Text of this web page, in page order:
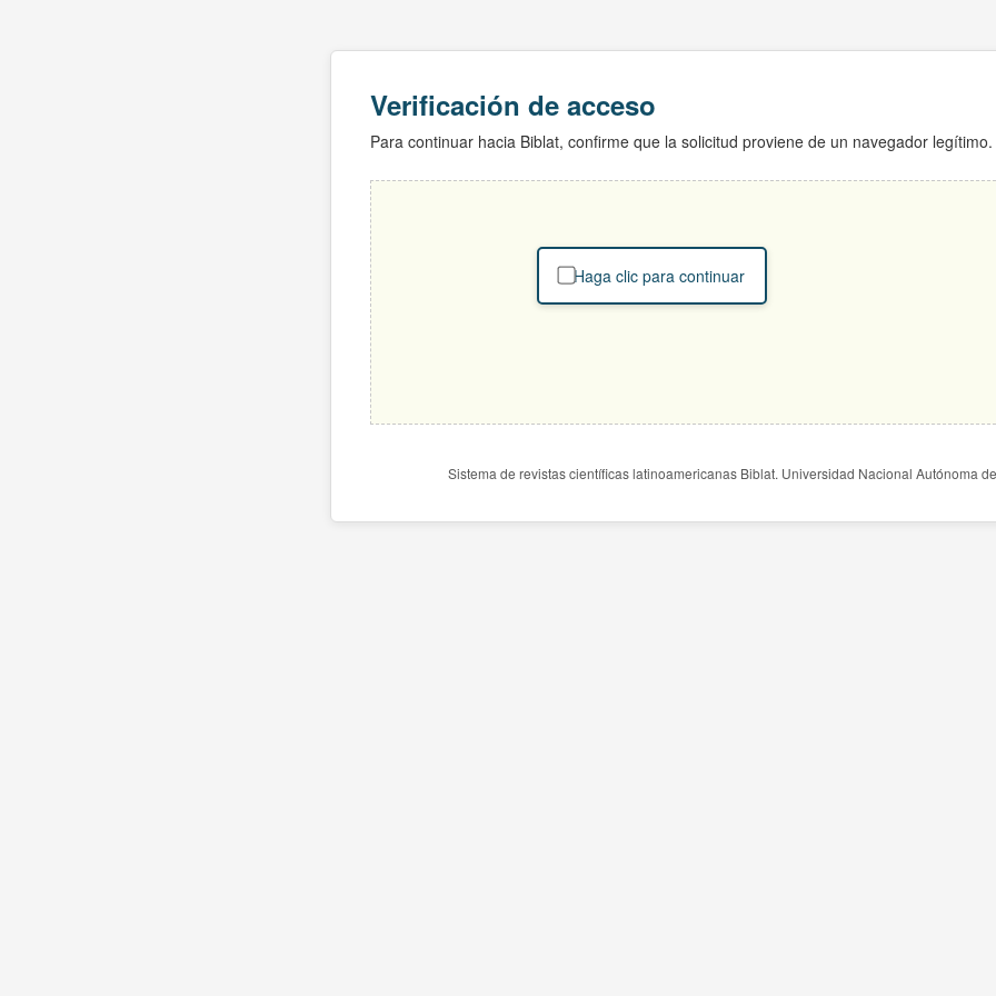
Verificación de acceso
Para continuar hacia Biblat, confirme que la solicitud proviene de un navegador legítimo.
Haga clic para continuar
Sistema de revistas científicas latinoamericanas Biblat. Universidad Nacional Autónoma